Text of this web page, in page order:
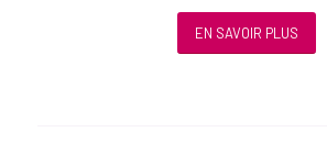
EN SAVOIR PLUS